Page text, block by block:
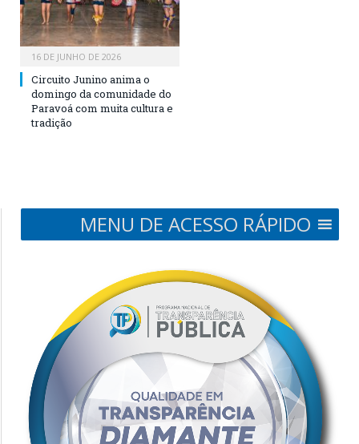
16 DE JUNHO DE 2026
Circuito Junino anima o
domingo da comunidade do
Paravoá com muita cultura e
tradição
MENU DE ACESSO RÁPIDO